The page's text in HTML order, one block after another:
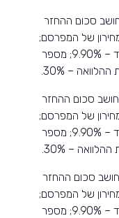
של רכב משנת ייצור 2019 יחושב סכום ההחזר
של המפרסם;
שיעור מימון –70%; ריבית קבועה צמוד מדד – 9.90%; מספר
במקרה של רכב משנת ייצור 2018 יחושב סכום ההחזר
של המפרסם;
שיעור מימון –70%; ריבית קבועה צמוד מדד – 9.90%; מספר
במקרה של רכב משנת ייצור 2017 יחושב סכום ההחזר
של המפרסם;
שיעור מימון –70%; ריבית קבועה צמוד מדד – 9.90%; מספר